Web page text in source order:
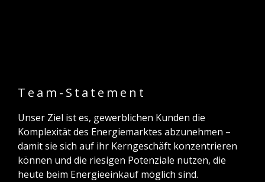
Team-Statement
Unser Ziel ist es, gewerblichen Kunden die
Komplexität des Energiemarktes abzunehmen –
damit sie sich auf ihr Kerngeschäft konzentrieren
können und die riesigen Potenziale nutzen, die
heute beim Energieeinkauf möglich sind.